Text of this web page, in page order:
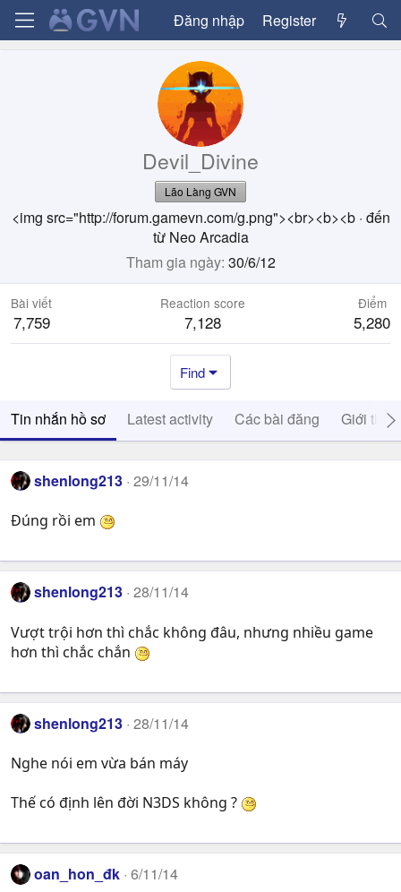
Đăng nhập Register
Devil_Divine
Lão Làng GVN
<img src="http://forum.gamevn.com/g.png"><br><b><b · đến
từ Neo Arcadia
Tham gia ngày 30/6/12
Bài viết
7,759
Reaction score
7,128
Điểm
5,280
Find
Tin nhắn hồ sơ Latest activity Các bài đăng Giới thiệu
shenlong213 29/11/14
Đúng rồi em
shenlong213 28/11/14
Vượt trội hơn thì chắc không đâu, nhưng nhiều game
hơn thì chắc chắn
shenlong213 28/11/14
Nghe nói em vừa bán máy
Thế có định lên đời N3DS không ?
oan_hon_đk 6/11/14